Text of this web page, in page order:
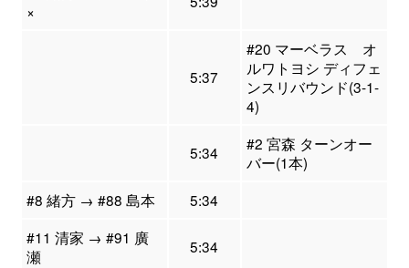
×
5:37
#20 マーベラス オ
ルワトヨシ ディフェ
ンスリバウンド(3-1-
4)
5:34
#2 宮森 ターンオー
バー(1本)
#8 緒方 → #88 島本
5:34
#11 清家 → #91 廣
瀬
5:34